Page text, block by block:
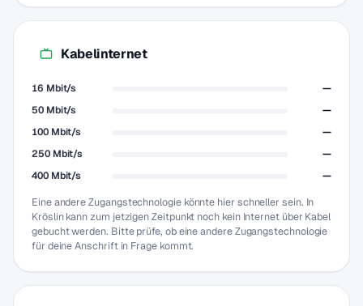
Kabelinternet
16 Mbit/s
—
50 Mbit/s
—
100 Mbit/s
—
250 Mbit/s
—
400 Mbit/s
—
Eine andere Zugangstechnologie könnte hier schneller sein. In
Kröslin kann zum jetzigen Zeitpunkt noch kein Internet über Kabel
gebucht werden. Bitte prüfe, ob eine andere Zugangstechnologie
für deine Anschrift in Frage kommt.